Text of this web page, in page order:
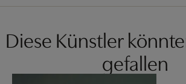
Diese Künstler
gefallen